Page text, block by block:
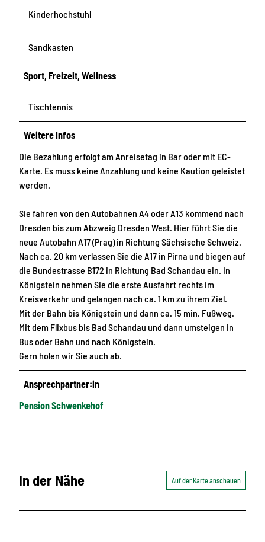
Kinderhochstuhl
Sandkasten
Sport, Freizeit, Wellness
Tischtennis
Weitere Infos
Die Bezahlung erfolgt am Anreisetag in Bar oder mit EC-
Karte. Es muss keine Anzahlung und keine Kaution geleistet
werden.
Sie fahren von den Autobahnen A4 oder A13 kommend nach
Dresden bis zum Abzweig Dresden West. Hier führt Sie die
neue Autobahn A17 (Prag) in Richtung Sächsische Schweiz.
Nach ca. 20 km verlassen Sie die A17 in Pirna und biegen auf
die Bundestrasse B172 in Richtung Bad Schandau ein. In
Königstein nehmen Sie die erste Ausfahrt rechts im
Kreisverkehr und gelangen nach ca. 1 km zu ihrem Ziel.
Mit der Bahn bis Königstein und dann ca. 15 min. Fußweg.
Mit dem Flixbus bis Bad Schandau und dann umsteigen in
Bus oder Bahn und nach Königstein.
Gern holen wir Sie auch ab.
Ansprechpartner:in
Pension Schwenkehof
In der Nähe Auf der Karte anschauen